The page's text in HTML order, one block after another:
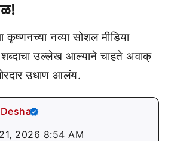
नव्या सोशल मीडिया
शब्दाचा उल्लेख आल्याने चाहते अवाक्
उधाण आलंय.
2026 8:54 AM